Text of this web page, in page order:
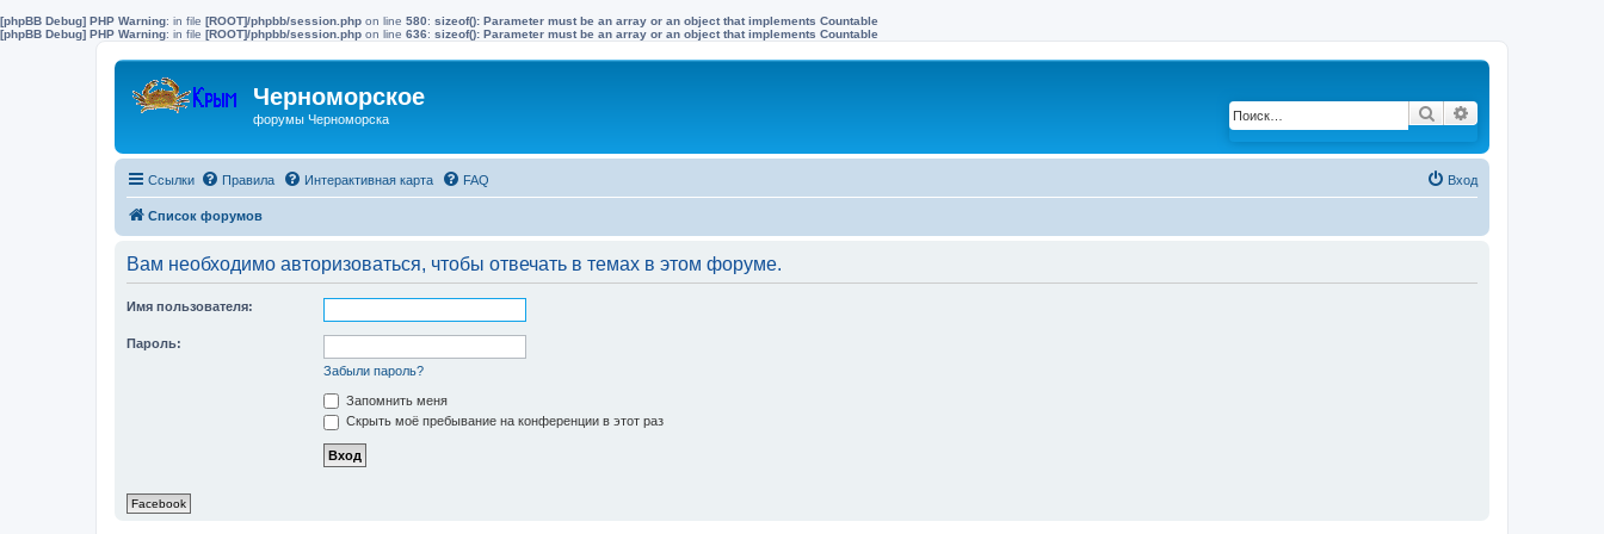
[phpBB Debug] PHP Warning: in file [ROOT]/phpbb/session.php on line 580: sizeof(): Parameter must be an array or an object that implements Countable
[phpBB Debug] PHP Warning: in file [ROOT]/phpbb/session.php on line 636: sizeof(): Parameter must be an array or an object that implements Countable
Черноморское
форумы Черноморска Поиск
Ссылки Правила Интерактивная карта FAQ Вход
Список форумов
Вам необходимо авторизоваться, чтобы отвечать в темах в этом форуме.
Имя пользователя:
Пароль:
Забыли пароль?
Запомнить меня
Скрыть моё пребывание на конференции в этот раз
Facebook